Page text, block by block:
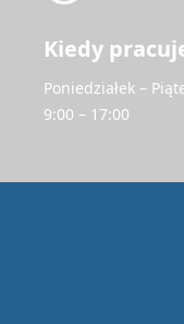
Kiedy
Poniedziałek –
9:00 – 17:00